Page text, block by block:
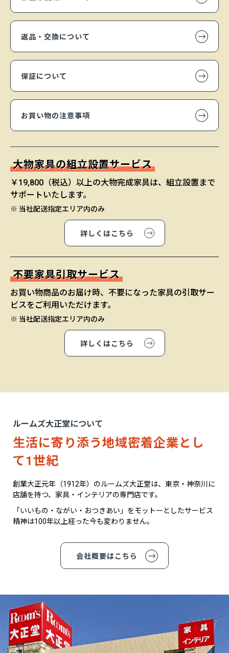
返品・交換について
保証について
お買い物の注意事項
大物家具の組立設置サービス
￥19,800（税込）以上の大物完成家具は、組立設置まで
サポートいたします。
※ 当社配送指定エリア内のみ
詳しくはこちら
不要家具引取サービス
お買い物商品のお届け時、不要になった家具の引取サー
ビスをご利用いただけます。
※ 当社配送指定エリア内のみ
詳しくはこちら
ルームズ大正堂について
生活に寄り添う地域密着企業とし
て1世紀
創業大正元年（1912年）のルームズ大正堂は、東京・神奈川に
店舗を持つ、家具・インテリアの専門店です。
「いいもの・ながい・おつきあい」をモットーとしたサービス
精神は100年以上経った今も変わりません。
会社概要はこちら